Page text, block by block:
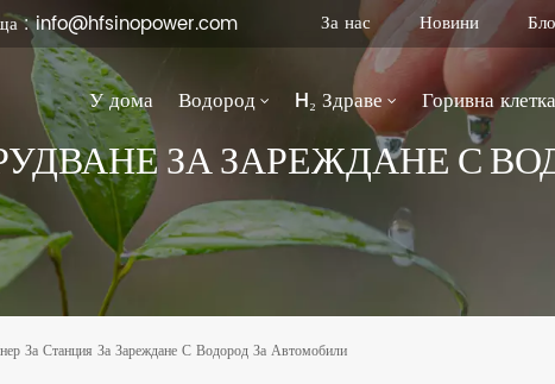
: info@hfsinopower.com За нас Новини
У дома Водород H₂ Здраве Горивна клетка
ЗА ЗАРЕЖДАНЕ С
За Станция За Зареждане С Водород За Автомобили